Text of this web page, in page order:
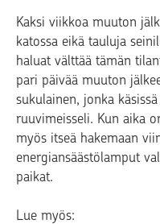
Kaksi viikkoa muuton
katossa eikä tauluja
haluat välttää tämän
pari päivää muuton
sukulainen, jonka
ruuvimeisseli. Kun aika
myös itseä hakemaan
energiansäästölamput
paikat.
Lue myös: